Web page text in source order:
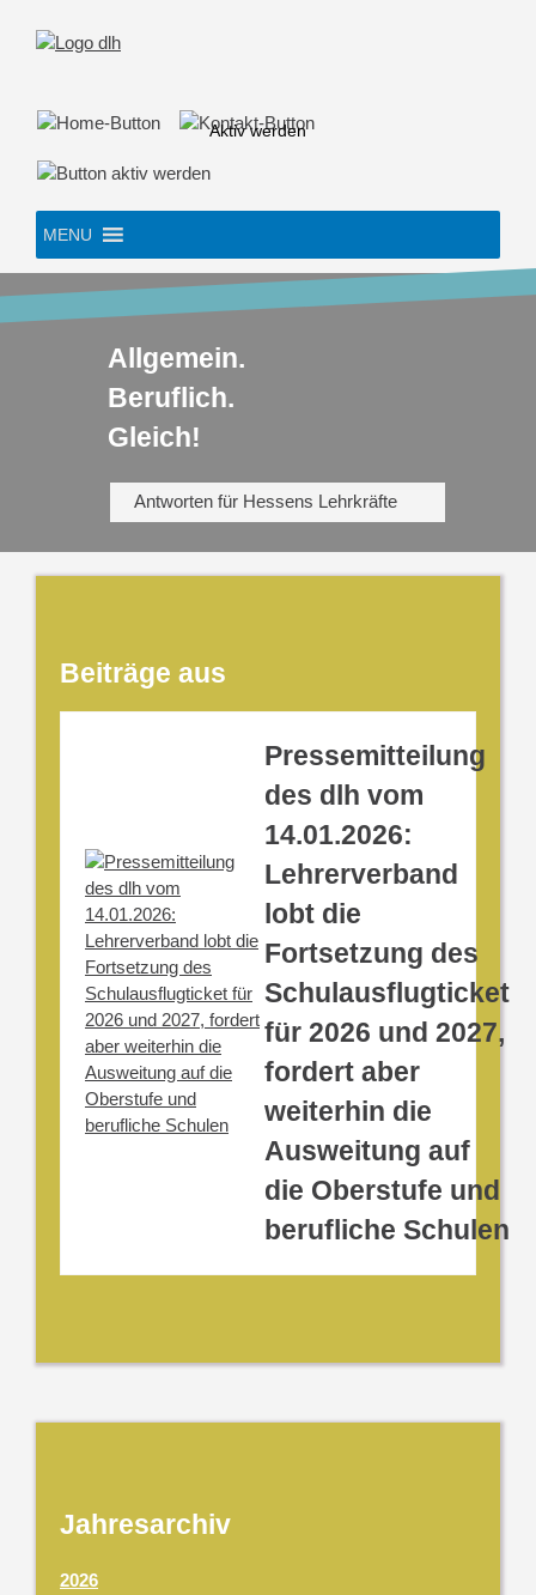
Aktiv werden
MENU
Allgemein.
Beruflich.
Gleich!
Antworten für Hessens Lehrkräfte
Beiträge aus
Pressemitteilung
des dlh vom
14.01.2026:
Lehrerverband
lobt die
Fortsetzung des
Schulausflugticket
für 2026 und 2027,
fordert aber
weiterhin die
Ausweitung auf
die Oberstufe und
berufliche Schulen
Jahresarchiv
2026